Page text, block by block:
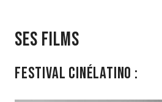
Ses films
Festival Cinélatino :